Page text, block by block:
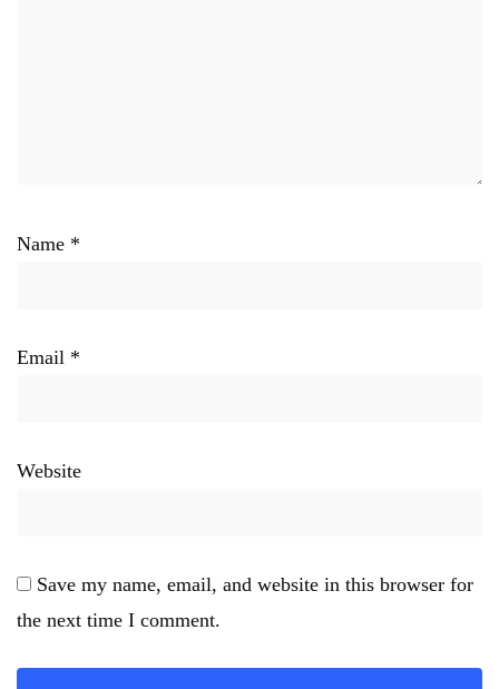
Name *
Email *
Website
Save my name, email, and website in this browser for
the next time I comment.